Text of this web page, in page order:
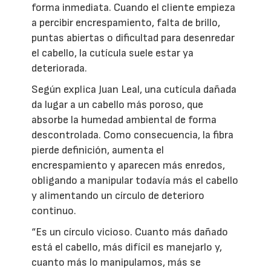
forma inmediata. Cuando el cliente empieza
a percibir encrespamiento, falta de brillo,
puntas abiertas o dificultad para desenredar
el cabello, la cutícula suele estar ya
deteriorada.
Según explica Juan Leal, una cutícula dañada
da lugar a un cabello más poroso, que
absorbe la humedad ambiental de forma
descontrolada. Como consecuencia, la fibra
pierde definición, aumenta el
encrespamiento y aparecen más enredos,
obligando a manipular todavía más el cabello
y alimentando un círculo de deterioro
continuo.
“Es un círculo vicioso. Cuanto más dañado
está el cabello, más difícil es manejarlo y,
cuanto más lo manipulamos, más se